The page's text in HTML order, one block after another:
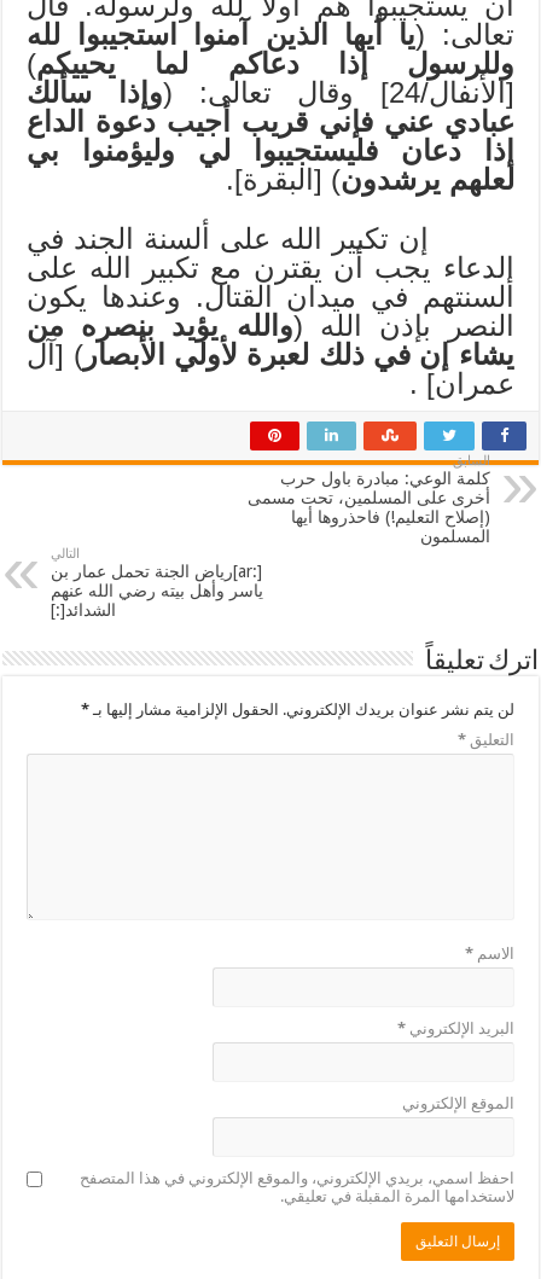
تعالى: (يا أيها الذين آمنوا استجيبوا لله
وللرسول إذا دعاكم لما يحييكم)
[الأنفال/24] وقال تعالى: (
وإذا سألك
عبادي عني فإني قريب أجيب دعوة الداع
إذا دعان فليستجيبوا لي وليؤمنوا بي
لعلهم يرشدون) [البقرة].
إن تكبير الله على ألسنة الجند في
الدعاء يجب أن يقترن مع تكبير الله على
ألسنتهم في ميدان القتال. وعندها يكون
النصر بإذن الله (والله يؤيد بنصره من
يشاء إن في ذلك لعبرة لأولي الأبصار) [آل
عمران] .
السابق
كلمة الوعي: مبادرة باول حرب
أخرى على المسلمين، تحت مسمى
(إصلاح التعليم!) فاحذروها أيها
المسلمون
التالي
[:ar]رياض الجنة تحمل عمار بن
ياسر وأهل بيته رضي الله عنهم
الشدائد[:]
اترك تعليقاً
لن يتم نشر عنوان بريدك الإلكتروني. الحقول الإلزامية مشار إليها بـ*
التعليق*
الاسم*
البريد الإلكتروني*
الموقع الإلكتروني
احفظ اسمي، بريدي الإلكتروني، والموقع الإلكتروني في هذا المتصفح
لاستخدامها المرة المقبلة في تعليقي.